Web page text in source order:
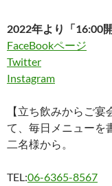
2022年より「16:00
FaceBookページ
Twitter
Instagram
【立ち飲みからご
て、毎日メニューを
二名様から。
TEL:06-6365-8567